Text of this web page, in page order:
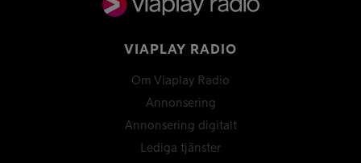
VIAPLAY RADIO
Om Viaplay Radio
Annonsering
Annonsering digitalt
Lediga tjänster